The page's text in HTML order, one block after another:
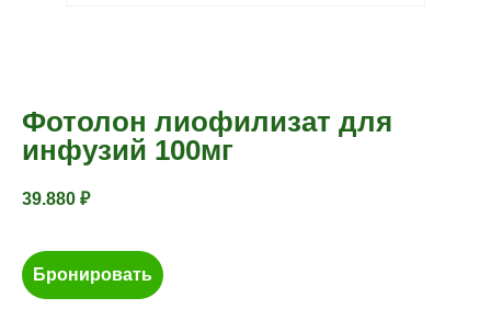
Фотолон лиофилизат для
инфузий 100мг
39.880 ₽
Бронировать